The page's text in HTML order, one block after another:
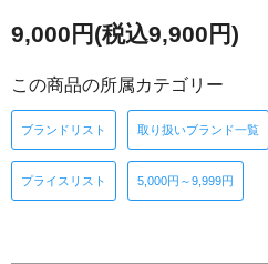
9,000円(税込9,900円)
この商品の所属カテゴリー
ブランドリスト 取り扱いブランド一覧
プライスリスト 5,000円～9,999円